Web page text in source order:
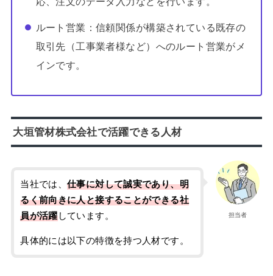
ルート営業：信頼関係が構築されている既存の
取引先（工事業者様など）へのルート営業がメ
インです。
大垣管材株式会社で活躍できる人材
担当者
当社では、仕事に対して誠実であり、明
るく前向きに人と接することができる社
員が活躍しています。
具体的には以下の特徴を持つ人材です。